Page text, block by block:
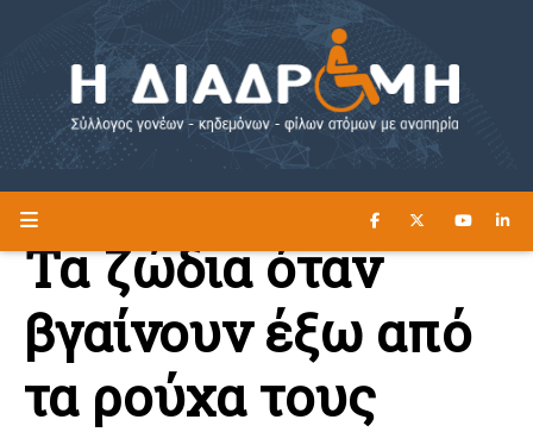
Η ΔΙΑΔΡΟΜΗ ΔΙΑΒΑΣΤΕ ΕΔΩ ►
Τα ζώδια όταν
βγαίνουν έξω από
τα ρούχα τους